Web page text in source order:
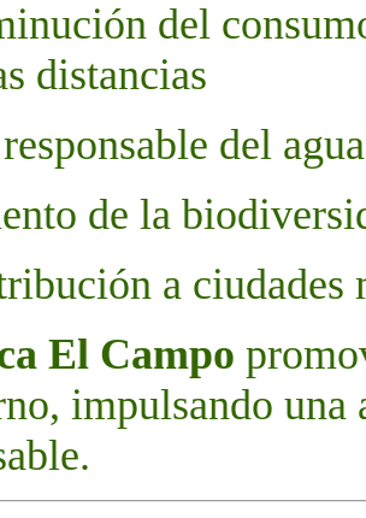
del
distancias
del
de la
a ciudades
El Campo
impulsando